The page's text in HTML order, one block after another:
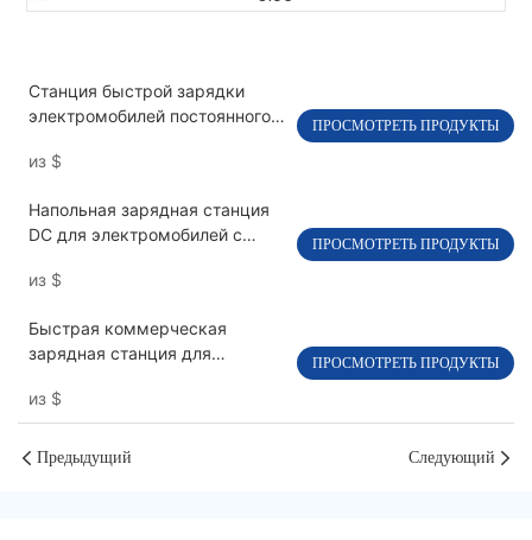
Станция быстрой зарядки
электромобилей постоянного
двумя пистолетами PEVC3108
из $
ПРОСМОТРЕТЬ ПРОДУКТЫ
Напольная зарядная станция
DC для электромобилей с
PEVC3106
из $
ПРОСМОТРЕТЬ ПРОДУКТЫ
Быстрая коммерческая
зарядная станция для
тока мощностью 30 кВт, с
одним пистолетом PEVC3401
из $
ПРОСМОТРЕТЬ ПРОДУКТЫ
Предыдущий Следующий